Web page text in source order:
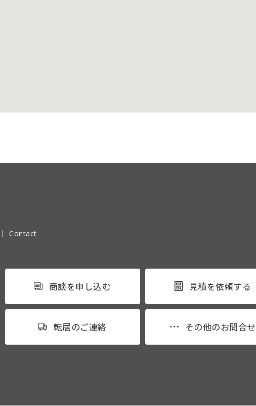
Contact
商談を申し込む 見積を依頼する
転居のご連絡 その他のお問合せ